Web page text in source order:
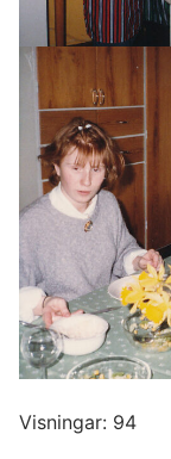
Visningar: 94